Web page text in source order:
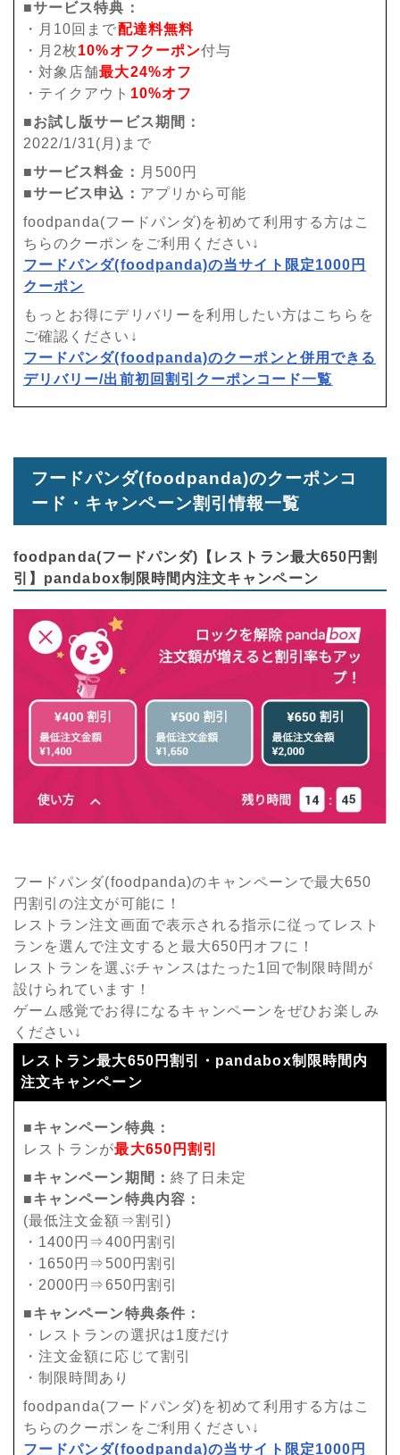
■サービス特典：
・月10回まで配達料無料
・月2枚10%オフクーポン付与
・対象店舗最大24%オフ
・テイクアウト 10%オフ
■お試し版サービス期間：
2022/1/31(月)まで
■サービス料金： 月500円
■サービス申込： アプリから可能
foodpanda(フードパンダ)を初めて利用する方はこ
ちらのクーポンをご利用ください↓
フードパンダ(foodpanda)の当サイト限定1000円
クーポン
もっとお得にデリバリーを利用したい方はこちらを
ご確認ください↓
フードパンダ(foodpanda)のクーポンと併用できる
デリバリー/出前初回割引クーポンコード一覧
フードパンダ(foodpanda)のクーポンコ
ード・キャンペーン割引情報一覧
foodpanda(フードパンダ)【レストラン最大650円割
引】pandabox制限時間内注文キャンペーン
フードパンダ(foodpanda)のキャンペーンで最大650
円割引の注文が可能に！
レストラン注文画面で表示される指示に従ってレスト
ランを選んで注文すると最大650円オフに！
レストランを選ぶチャンスはたった1回で制限時間が
設けられています！
ゲーム感覚でお得になるキャンペーンをぜひお楽しみ
ください↓
レストラン最大650円割引・pandabox制限時間内
注文キャンペーン
■キャンペーン特典：
レストランが最大650円割引
■キャンペーン期間： 終了日未定
■キャンペーン特典内容：
(最低注文金額⇒割引)
・1400円⇒400円割引
・1650円⇒500円割引
・2000円⇒650円割引
■キャンペーン特典条件：
・レストランの選択は1度だけ
・注文金額に応じて割引
・制限時間あり
foodpanda(フードパンダ)を初めて利用する方はこ
ちらのクーポンをご利用ください↓
フードパンダ(foodpanda)の当サイト限定1000円